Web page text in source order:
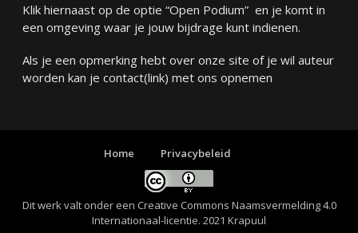
Klik hiernaast op de optie “Open Podium” en je komt in
een omgeving waar je jouw bijdrage kunt indienen.
Als je een opmerking hebt over onze site of je wil auteur
worden kan je contact(link) met ons opnemen
Home Privacybeleid
Dit werk valt onder een Creative Commons Naamsvermelding 4.0
Internationaal-licentie. 2021 Krapuul